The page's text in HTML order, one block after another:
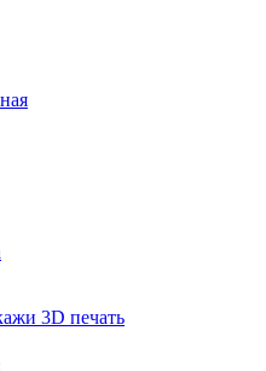
3D печать